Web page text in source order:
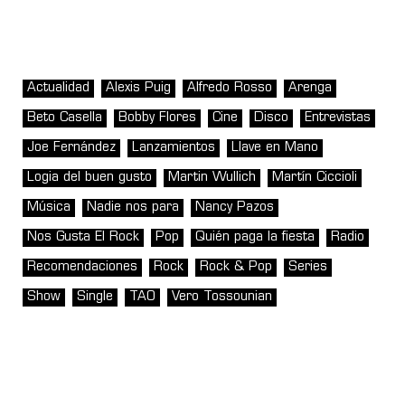
Actualidad Alexis Puig Alfredo Rosso Arenga
Beto Casella Bobby Flores Cine Disco Entrevistas
Joe Fernández Lanzamientos Llave en Mano
Logia del buen gusto Martin Wullich Martín Ciccioli
Música Nadie nos para Nancy Pazos
Nos Gusta El Rock Pop Quién paga la fiesta Radio
Recomendaciones Rock Rock & Pop Series
Show Single TAO Vero Tossounian